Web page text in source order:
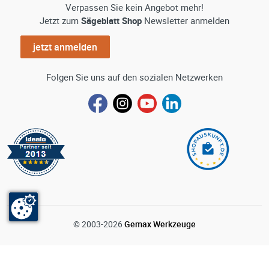
Verpassen Sie kein Angebot mehr!
Jetzt zum Sägeblatt Shop Newsletter anmelden
jetzt anmelden
Folgen Sie uns auf den sozialen Netzwerken
© 2003-2026Gemax Werkzeuge